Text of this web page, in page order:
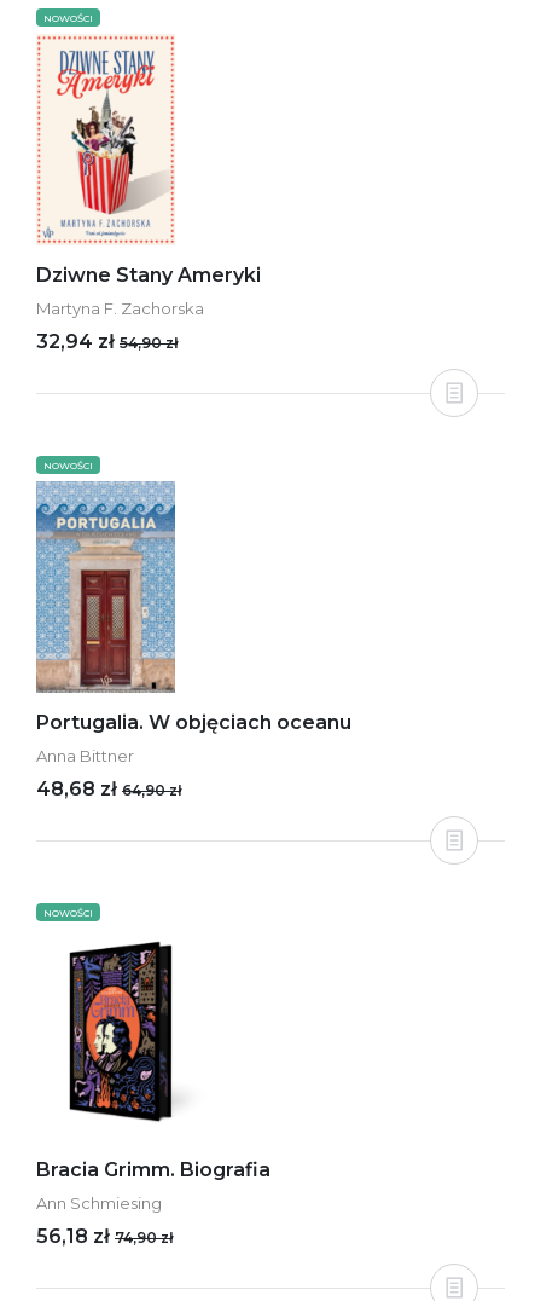
NOWOŚCI
Dziwne Stany Ameryki
Martyna F. Zachorska
32,94 zł 54,90 zł
NOWOŚCI
Portugalia. W objęciach oceanu
Anna Bittner
48,68 zł 64,90 zł
NOWOŚCI
Bracia Grimm. Biografia
Ann Schmiesing
56,18 zł 74,90 zł